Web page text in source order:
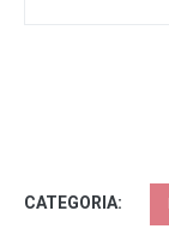
CATEGORIA: